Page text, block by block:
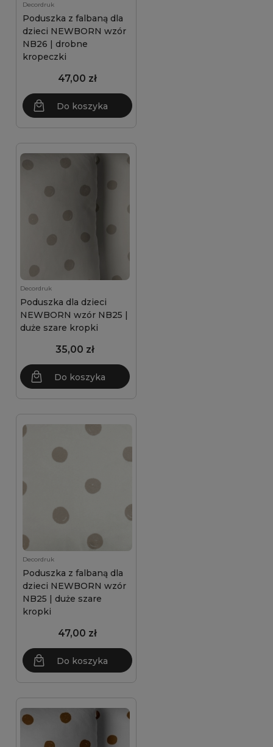
Decordruk
Poduszka z falbaną dla
dzieci NEWBORN wzór
NB26 | drobne
kropeczki
47,00 zł
Do koszyka
Decordruk
Poduszka dla dzieci
NEWBORN wzór NB25 |
duże szare kropki
35,00 zł
Do koszyka
Decordruk
Poduszka z falbaną dla
dzieci NEWBORN wzór
NB25 | duże szare
kropki
47,00 zł
Do koszyka